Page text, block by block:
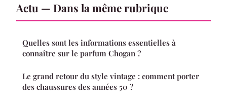
Actu — Dans la même rubrique
Quelles sont les informations essentielles à
connaître sur le parfum Chogan ?
Le grand retour du style vintage : comment porter
des chaussures des années 50 ?